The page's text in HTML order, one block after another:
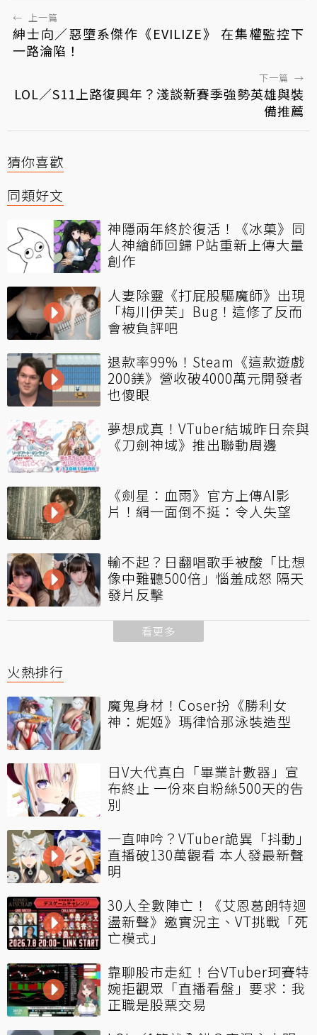
← 上一篇
紳士向／惡墮系傑作《EVILIZE》 在集權監控下
一路淪陷！
下一篇 →
LOL／S11上路復興年？淺談新賽季強勢英雄與裝
備推薦
猜你喜歡
同類好文
神隱兩年終於復活！《冰菓》同
人神繪師回歸 P站重新上傳大量
創作
人妻除靈《打屁股驅魔師》出現
「梅川伊芙」Bug！這修了反而
會被負評吧
退款率99%！Steam《這款遊戲
200鎂》營收破4000萬元開發者
也傻眼
夢想成真！VTuber結城昨日奈與
《刀劍神域》推出聯動周邊
《劍星：血雨》官方上傳AI影
片！網一面倒不挺：令人失望
輸不起？日翻唱歌手被酸「比想
像中難聽500倍」惱羞成怒 隔天
發片反擊
看更多
火熱排行
魔鬼身材！Coser扮《勝利女
神：妮姬》瑪律恰那泳裝造型
日V大代真白「畢業計數器」宣
布終止 一份來自粉絲500天的告
別
一直呻吟？VTuber詭異「抖動」
直播破130萬觀看 本人發最新聲
明
30人全數陣亡！《艾恩葛朗特迴
盪新聲》邀實況主、VT挑戰「死
亡模式」
靠聊股市走紅！台VTuber珂賽特
婉拒觀眾「直播看盤」要求：我
正職是股票交易